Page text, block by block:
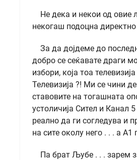
Не дека и некои од овие
некогаш подоцна
За да дојдеме до
добро се сеќавате драги
избори, која тоа
Телевизија ?! Ми се чини
ставовите на тогашната
устоличија Сител и Канал
реално да ги согледува и
на сите околу него . . . а А1
Па брат Љубе . . . зарем